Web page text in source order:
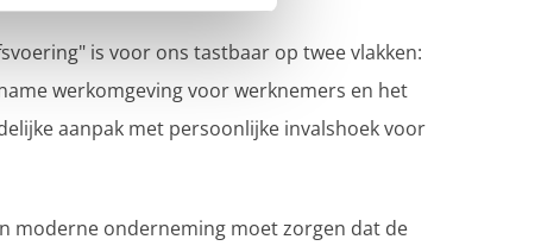
is voor ons tastbaar op twee vlakken:
werkomgeving voor werknemers en het
aanpak met persoonlijke invalshoek voor
moderne onderneming moet zorgen dat de